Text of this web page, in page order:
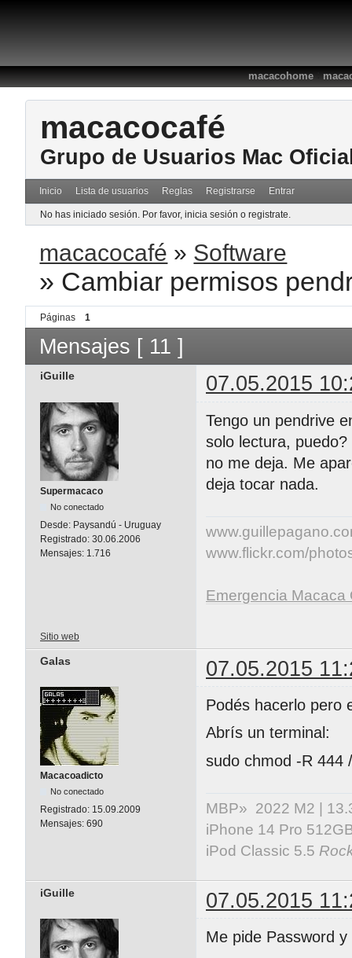
macacohome:
macacocafé
Grupo de Usuarios Mac
Inicio Lista de usuarios Reglas Registrarse Entrar
No has iniciado sesión. Por favor, inicia sesión o registrate.
macacocafé » Software
» Cambiar permisos
Páginas 1
Mensajes [ 11 ]
iGuille 07.05.2015
Supermacaco
No conectado
Desde: Paysandú - Uruguay
Registrado: 30.06.2006
Mensajes: 1.716
Tengo un pendrive
solo lectura,
no me deja. Me
deja tocar nada.
www.flickr.com/
Emergencia Macaca
Sitio web
Galas 07.05.2015
Macacoadicto
No conectado
Registrado: 15.09.2009
Mensajes: 690
Podés hacerlo pero
Abrís un terminal:
sudo chmod -R 444
MBP» 2022 M2 |
iPhone 14 Pro
iPod Classic 5.5
iGuille 07.05.2015
Me pide Password